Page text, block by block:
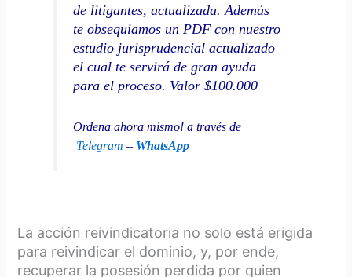
de litigantes, actualizada. Además
te obsequiamos un PDF con nuestro
estudio jurisprudencial actualizado
el cual te servirá de gran ayuda
para el proceso. Valor $100.000
Ordena ahora mismo! a través de
Telegram – WhatsApp
La acción reivindicatoria no solo está erigida
para reivindicar el dominio, y, por ende,
recuperar la posesión perdida por quien